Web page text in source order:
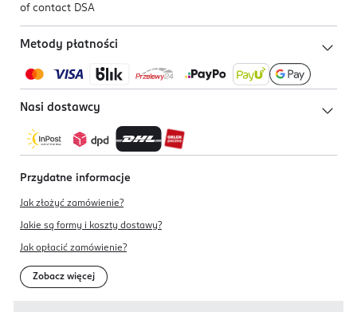
of contact DSA
Metody płatności
Nasi dostawcy
Przydatne informacje
Jak złożyć zamówienie?
Jakie są formy i koszty dostawy?
Jak opłacić zamówienie?
Zobacz więcej